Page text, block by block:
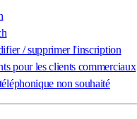
/ supprimer l'inscription
pour les clients commerciaux
non souhaité